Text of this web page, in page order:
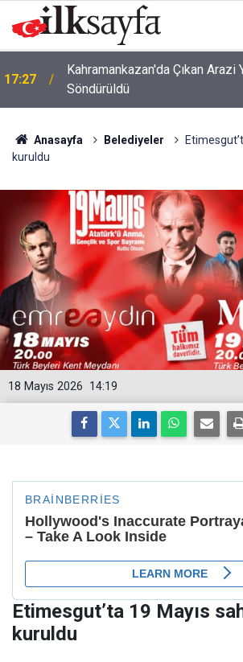
17:27
Kahramankazan'da Çıkan Arazi
Söndürüldü
Anasayfa Belediyeler
kuruldu
14:19
18 Mayıs 2026
Etimesgut’ta 19 Mayıs
kuruldu